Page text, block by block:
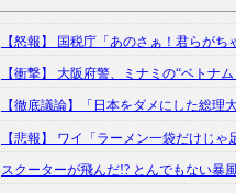
【怒報】 国税庁「あのさぁ！君らがち
【衝撃】 大阪府警、ミナミの“ベトナ
【徹底議論】「日本をダメにした総理
【悲報】 ワイ「ラーメン一袋だけじゃ
スクーターが飛んだ!? とんでもない暴